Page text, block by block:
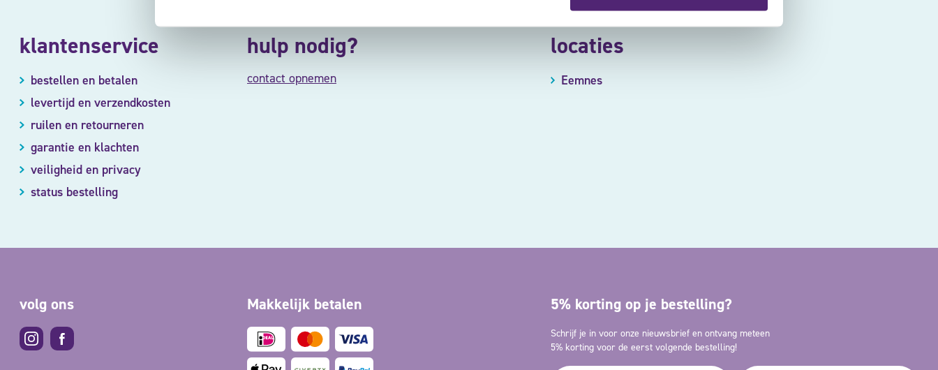
klantenservice
bestellen en betalen
levertijd en verzendkosten
ruilen en retourneren
garantie en klachten
veiligheid en privacy
status bestelling
hulp nodig?
contact opnemen
locaties
Eemnes
volg ons Makkelijk betalen 5% korting op je bestelling?
Schrijf je in voor onze nieuwsbrief en ontvang meteen
5% korting voor de eerst volgende bestelling!